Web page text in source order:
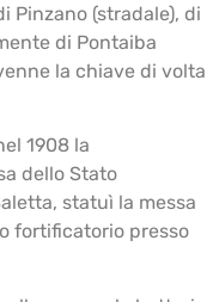
Pinzano (stradale), di
di Pontaiba
la chiave di volta
1908 la
dello Stato
statuì la messa
fortificatorio presso